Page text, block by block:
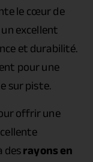
le cœur de
excellent
et durabilité.
pour une
sur piste.
offrir une
desrayons en